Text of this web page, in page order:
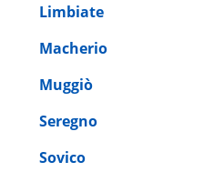
Limbiate
Macherio
Muggiò
Seregno
Sovico